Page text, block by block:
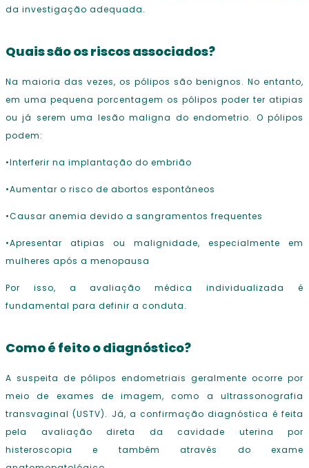
da investigação adequada.
Quais são os riscos associados?
Na maioria das vezes, os pólipos são benignos. No entanto,
em uma pequena porcentagem os pólipos poder ter atipias
ou já serem uma lesão maligna do endometrio. O pólipos
podem:
•Interferir na implantação do embrião
•Aumentar o risco de abortos espontâneos
•Causar anemia devido a sangramentos frequentes
•Apresentar atipias ou malignidade, especialmente em
mulheres após a menopausa
Por isso, a avaliação médica individualizada é
fundamental para definir a conduta.
Como é feito o diagnóstico?
A suspeita de pólipos endometriais geralmente ocorre por
meio de exames de imagem, como a ultrassonografia
transvaginal (USTV). Já, a confirmação diagnóstica é feita
pela avaliação direta da cavidade uterina por
histeroscopia e também através do exame